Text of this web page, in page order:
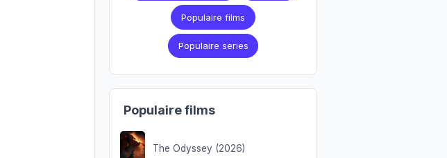
Populaire films
Populaire series
Populaire films
The Odyssey (2026)